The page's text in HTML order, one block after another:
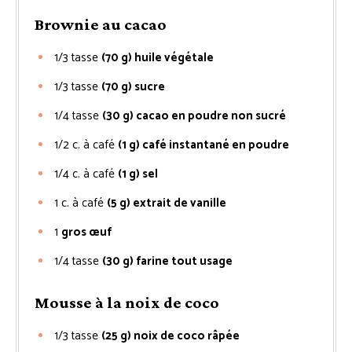
Brownie au cacao
1/3 tasse (70 g) huile végétale
1/3 tasse (70 g) sucre
1/4tasse (30 g) cacao en poudre non sucré
1/2c. à café (1 g) café instantané en poudre
1/4c. à café (1 g) sel
1 c. à café (5 g) extrait de vanille
1 gros œuf
1/4tasse (30 g) farine tout usage
Mousse à la noix de coco
1/3 tasse (25 g) noix de coco râpée